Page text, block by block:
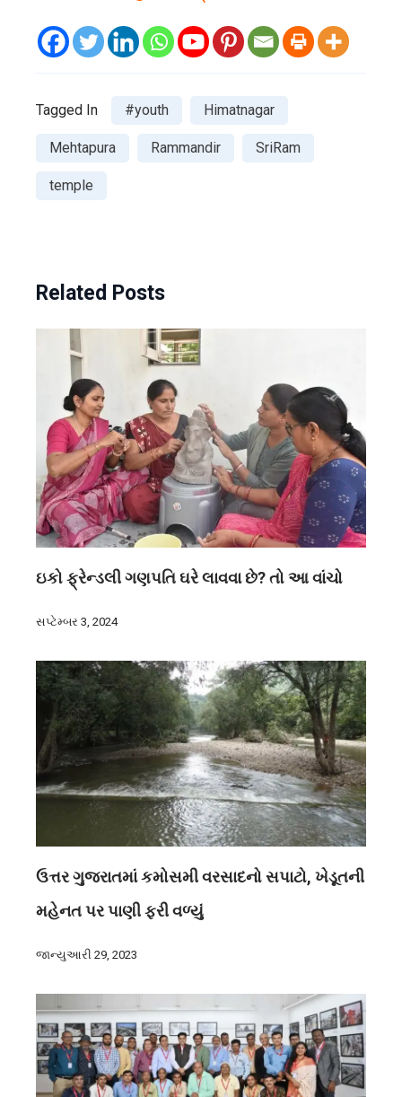
Tagged In #youth Himatnagar
Mehtapura Rammandir SriRam
temple
Related Posts
ઇકો ફ્રેન્ડલી ગણપતિ ઘરે લાવવા છે? તો આ વાંચો
સપ્ટેમ્બર 3, 2024
ઉત્તર ગુજરાતમાં કમોસમી વરસાદનો સપાટો, ખેડૂતની
મહેનત પર પાણી ફરી વળ્યું
જાન્યુઆરી 29, 2023